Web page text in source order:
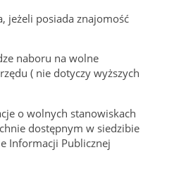
jeżeli posiada znajomość
naboru na wolne
( nie dotyczy wyższych
o wolnych stanowiskach
dostępnym w siedzibie
Informacji Publicznej